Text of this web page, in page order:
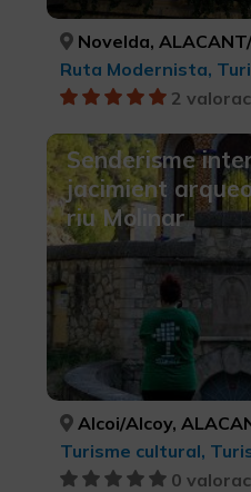
Novelda,
Ruta Modernista,
2
Senderisme
jacimient
riu Molinar
Alcoi/Alcoy,
0